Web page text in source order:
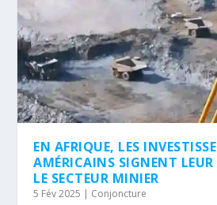
EN AFRIQUE, LES
AMÉRICAINS SIGNENT
LE SECTEUR MINIER
5 Fév 2025 Conjoncture